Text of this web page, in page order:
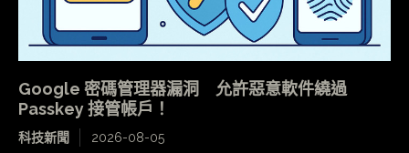
Google 密碼管理器漏洞 允許惡意軟件繞過
Passkey 接管帳戶！
科技新聞 2026-08-05